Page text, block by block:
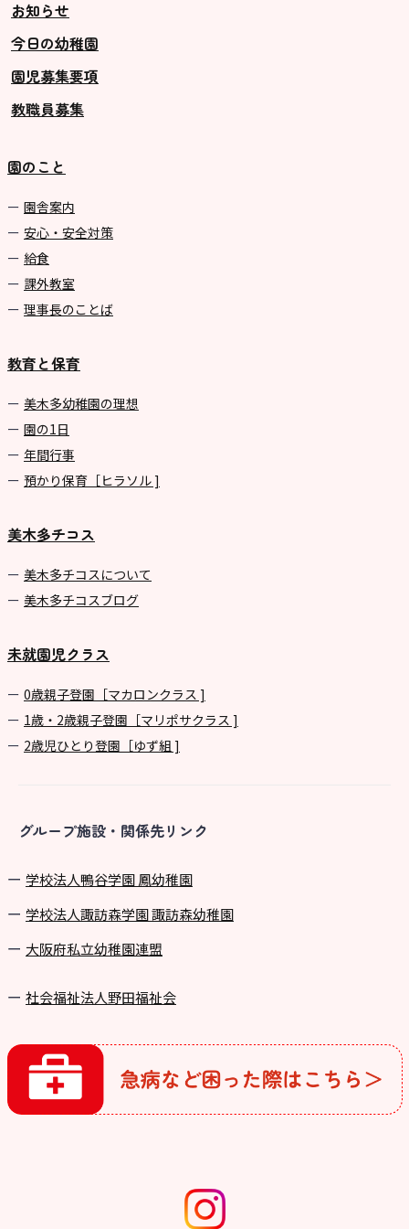
お知らせ
今日の幼稚園
園児募集要項
教職員募集
園のこと
園舎案内
安心・安全対策
給食
課外教室
理事長のことば
教育と保育
美⽊多幼稚園の理想
園の1⽇
年間⾏事
預かり保育［ヒラソル ]
美木多チコス
美⽊多チコスについて
美⽊多チコスブログ
未就園児クラス
0歳親子登園［マカロンクラス ]
1歳・2歳親子登園［マリポサクラス ]
2歳児ひとり登園［ゆず組 ]
グループ施設・関係先リンク
学校法⼈鴨⾕学園 鳳幼稚園
学校法⼈諏訪森学園 諏訪森幼稚園
⼤阪府私⽴幼稚園連盟
社会福祉法人野田福祉会